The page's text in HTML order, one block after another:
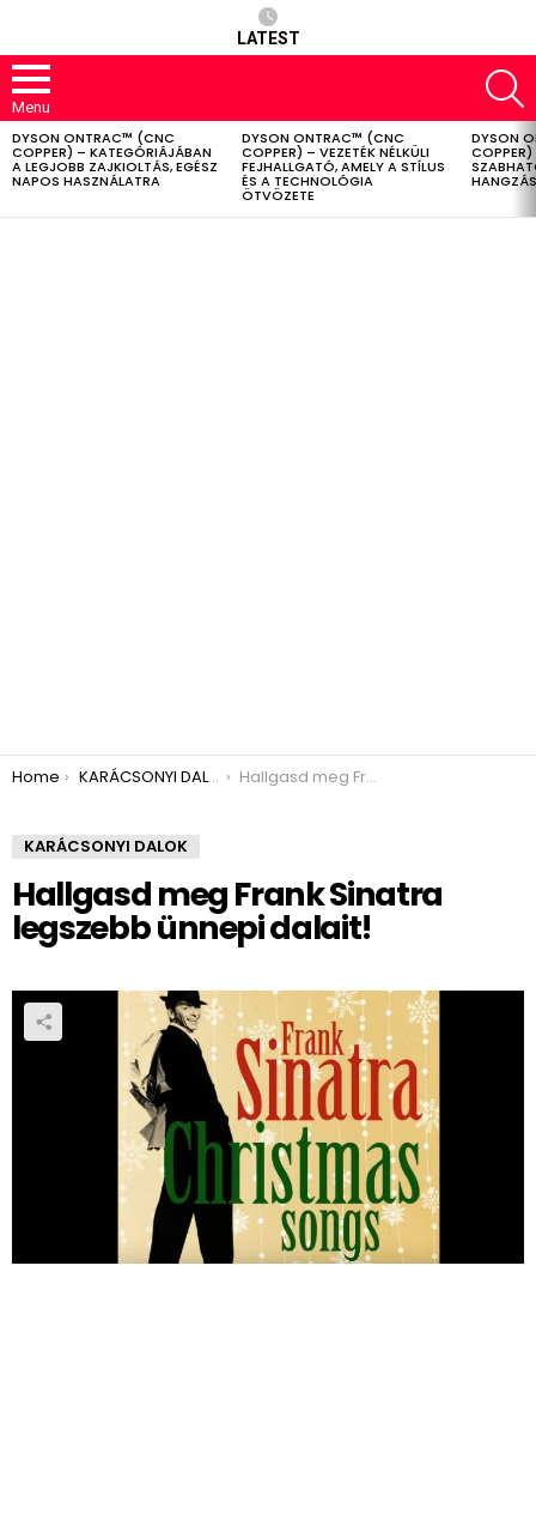
LATEST
Menu
LATEST
STORIES
DYSON ONTRAC™ (CNC
COPPER) – KATEGÓRIÁJÁBAN
A LEGJOBB ZAJKIOLTÁS, EGÉSZ
NAPOS HASZNÁLATRA
DYSON ONTRAC™ (CNC
COPPER) – VEZETÉK NÉLKÜLI
FEJHALLGATÓ, AMELY A STÍLUS
ÉS A TECHNOLÓGIA
ÖTVÖZETE
DYSON
COPPER)
You are here:
Home KARÁCSONYI DALOK Hallgasd meg Frank Sinatra legszebb ünnepi dalait!
KARÁCSONYI DALOK
Hallgasd meg Frank Sinatra
legszebb ünnepi dalait!